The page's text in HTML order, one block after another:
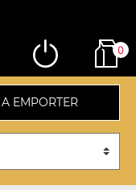
0
A EMPORTER